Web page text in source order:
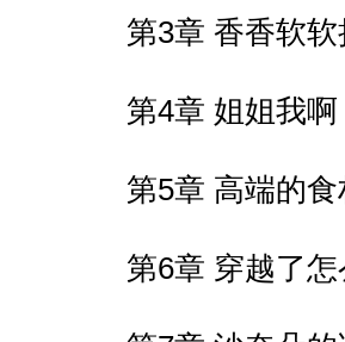
第3章 香香软
第4章 姐姐我
第5章 高端的
第6章 穿越了怎